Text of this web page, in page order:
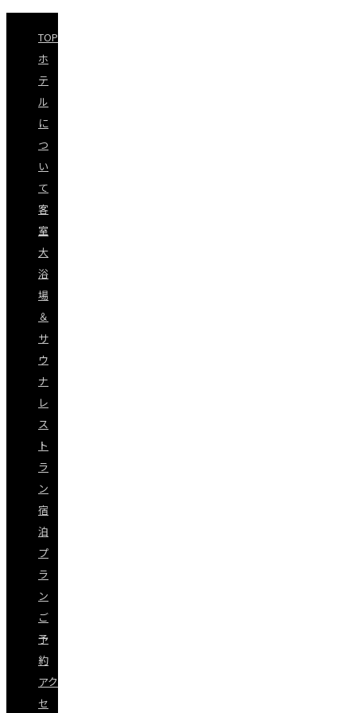
TOP
ホ
テ
ル
に
つ
い
て
客
室
大
浴
場
＆
サ
ウ
ナ
レ
ス
ト
ラ
ン
宿
泊
プ
ラ
ン
ご
予
約
アク
セ